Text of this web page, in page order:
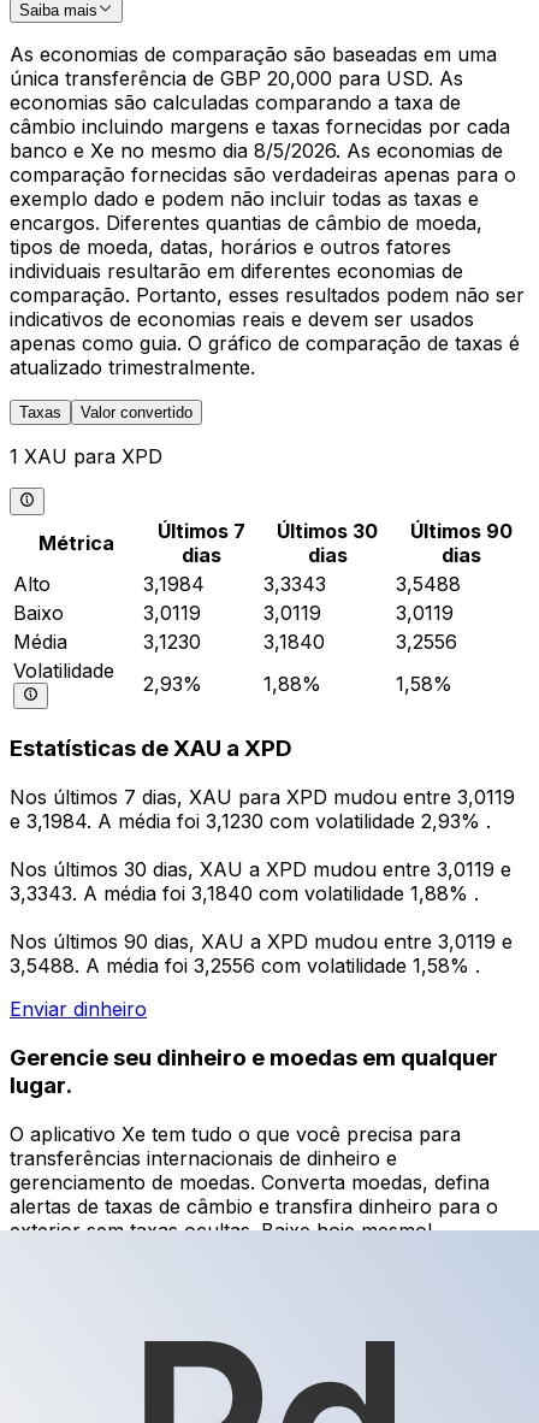
Saiba mais
As economias de comparação são baseadas em uma
única transferência de GBP 20,000 para USD. As
economias são calculadas comparando a taxa de
câmbio incluindo margens e taxas fornecidas por cada
banco e Xe no mesmo dia 8/5/2026. As economias de
comparação fornecidas são verdadeiras apenas para o
exemplo dado e podem não incluir todas as taxas e
encargos. Diferentes quantias de câmbio de moeda,
tipos de moeda, datas, horários e outros fatores
individuais resultarão em diferentes economias de
comparação. Portanto, esses resultados podem não ser
indicativos de economias reais e devem ser usados
apenas como guia. O gráfico de comparação de taxas é
atualizado trimestralmente.
Taxas Valor convertido
1 XAU para XPD
Métrica
Últimos 7
dias
Últimos 30
dias
Últimos 90
dias
Alto
3,1984 3,3343
3,5488
Baixo
3,0119 3,0119
3,0119
Média
3,1230 3,1840
3,2556
Volatilidade
2,93% 1,88% 1,58%
Estatísticas de XAU a XPD
Nos últimos 7 dias, XAU para XPD mudou entre 3,0119
e 3,1984. A média foi 3,1230 com volatilidade 2,93% .
Nos últimos 30 dias, XAU a XPD mudou entre 3,0119 e
3,3343. A média foi 3,1840 com volatilidade 1,88% .
Nos últimos 90 dias, XAU a XPD mudou entre 3,0119 e
3,5488. A média foi 3,2556 com volatilidade 1,58% .
Enviar dinheiro
Gerencie seu dinheiro e moedas em qualquer
lugar.
O aplicativo Xe tem tudo o que você precisa para
transferências internacionais de dinheiro e
gerenciamento de moedas. Converta moedas, defina
alertas de taxas de câmbio e transfira dinheiro para o
exterior sem taxas ocultas. Baixe hoje mesmo!